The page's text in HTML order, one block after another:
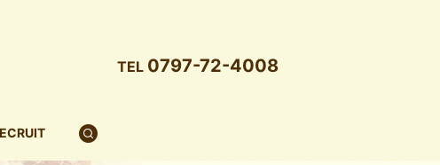
search
TEL 0797-72-4008